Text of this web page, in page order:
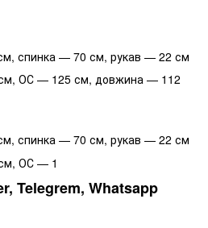
спинка — 70 см, рукав — 22 см
ОС — 125 см, довжина — 112
спинка — 70 см, рукав — 22 см
ОС — 1
Telegrem, Whatsapp